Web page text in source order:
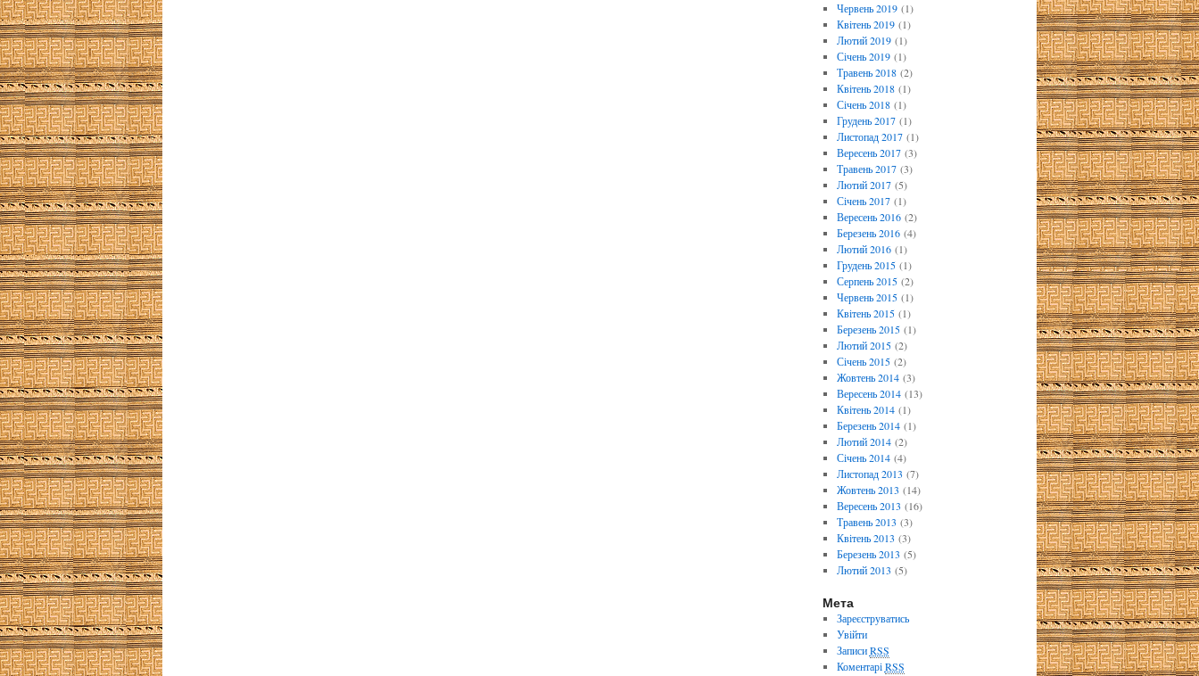
Червень 2019(1)
Квітень 2019(1)
Лютий 2019(1)
Січень 2019(1)
Травень 2018(2)
Квітень 2018(1)
Січень 2018(1)
Грудень 2017(1)
Листопад 2017(1)
Вересень 2017(3)
Травень 2017(3)
Лютий 2017(5)
Січень 2017(1)
Вересень 2016(2)
Березень 2016(4)
Лютий 2016(1)
Грудень 2015(1)
Серпень 2015(2)
Червень 2015(1)
Квітень 2015(1)
Березень 2015(1)
Лютий 2015(2)
Січень 2015(2)
Жовтень 2014(3)
Вересень 2014(13)
Квітень 2014(1)
Березень 2014(1)
Лютий 2014(2)
Січень 2014(4)
Листопад 2013 (7)
Жовтень 2013 (14)
Вересень 2013 (16)
Травень 2013 (3)
Квітень 2013 (3)
Березень 2013 (5)
Лютий 2013 (5)
Мета
Зареєструватись
Увійти
ЗаписиRSS
КоментаріRSS